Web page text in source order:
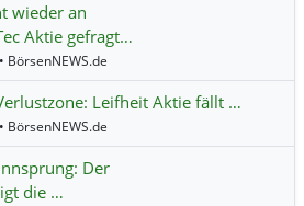
wieder an
Aktie gefragt…
BörsenNEWS.de
Leifheit Aktie fällt …
BörsenNEWS.de
Der
die …